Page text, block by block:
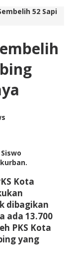
52 Sapi
Kota
dibagikan
ada 13.700
PKS Kota
yang